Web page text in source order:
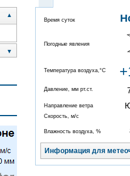
▲
▼
Время суток
Погодные явления
Температура воздуха,°C
Давление, мм рт.ст.
Направление ветра
Скорость, м/с
Влажность воздуха, %
Информация для